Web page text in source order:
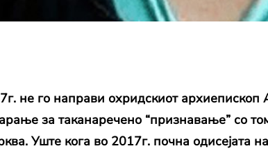
не го направи охридскиот архиепископ
за таканаречено “признавање” со
Уште кога во 2017г. почна